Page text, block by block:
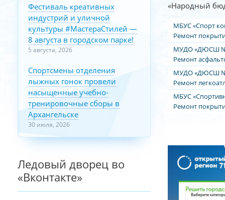
«Народный
МБУС «Спорт
Ремонт
МУДО «ДЮСШ
Ремонт
МУДО «ДЮСШ
Ремонт
МБУС
Ремонт
Фестиваль креативных
индустрий и уличной
культуры #МастераСтилей —
8 августа в городском парке!
5 августа, 2026
Спортсмены отделения
лыжных гонок провели
насыщенные учебно-
тренировочные сборы в
Архангельске
30 июля, 2026
Ледовый дворец во
«Вконтакте»